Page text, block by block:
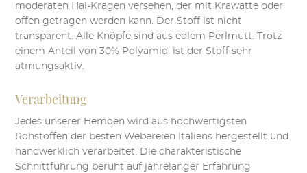
moderaten Hai-Kragen versehen, der mit Krawatte oder
offen getragen werden kann. Der Stoff ist nicht
transparent. Alle Knöpfe sind aus edlem Perlmutt. Trotz
einem Anteil von 30% Polyamid, ist der Stoff sehr
atmungsaktiv.
Verarbeitung
Jedes unserer Hemden wird aus hochwertigsten
Rohstoffen der besten Webereien Italiens hergestellt und
handwerklich verarbeitet. Die charakteristische
Schnittführung beruht auf jahrelanger Erfahrung